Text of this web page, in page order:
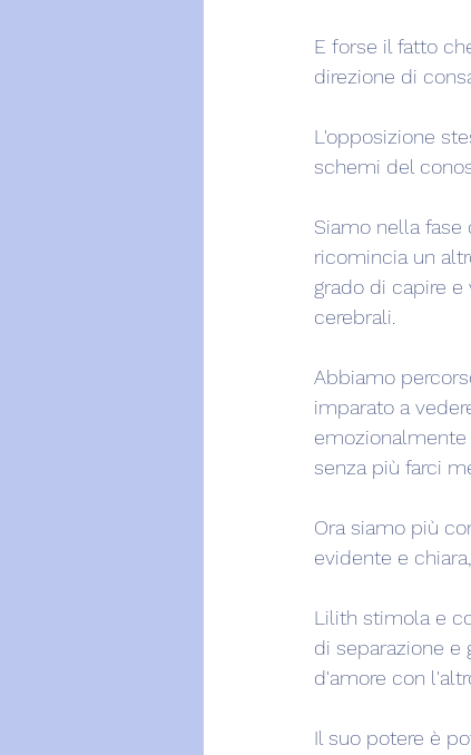
E forse il fatto
direzione di
L'opposizione
schemi del
Siamo nella
ricomincia un
grado di capire
cerebrali.
Abbiamo
imparato a
emozionalmente
senza più farci
Ora siamo più
evidente e
Lilith stimola e
di separazione e
d'amore con
Il suo potere è